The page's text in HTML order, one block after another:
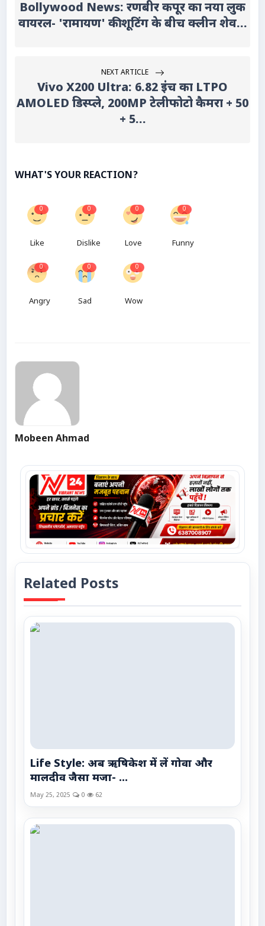
Bollywood News: रणबीर कपूर का नया लुक
वायरल- 'रामायण' की शूटिंग के बीच क्लीन शेव...
NEXT ARTICLE
Vivo X200 Ultra: 6.82 इंच का LTPO
AMOLED डिस्प्ले, 200MP टेलीफोटो कैमरा + 50
+ 5...
WHAT'S YOUR REACTION?
0
Like
0
Dislike
0
Love
0
Funny
0
Angry
0
Sad
0
Wow
Mobeen Ahmad
Related Posts
Life Style: अब ऋषिकेश में लें गोवा और
मालदीव जैसा मजा- ...
May 25, 2025 0 62